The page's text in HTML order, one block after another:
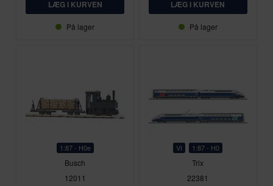
På lager På lager
1:87 - H0e
Busch
12011
VI 1:87 - H0
Trix
22381